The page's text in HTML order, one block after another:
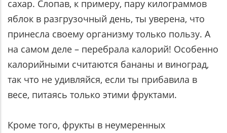
сахар. Слопав, к примеру, пару килограммов
яблок в разгрузочный день, ты уверена, что
принесла своему организму только пользу. А
на самом деле – перебрала калорий! Особенно
калорийными считаются бананы и виноград,
так что не удивляйся, если ты прибавила в
весе, питаясь только этими фруктами.
Кроме того, фрукты в неумеренных